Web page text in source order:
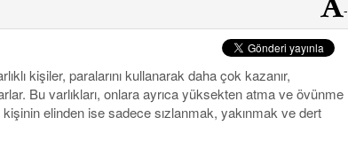
-
kişiler, paralarını kullanarak daha çok kazanır,
Bu varlıkları, onlara ayrıca yüksekten atma ve övünme
elinden ise sadece sızlanmak, yakınmak ve dert